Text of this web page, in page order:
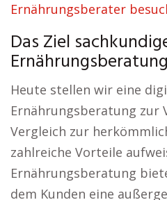
Ernährungsberater
Das Ziel
Heute stellen wir eine
Ernährungsberatung zur
Vergleich zur
zahlreiche Vorteile
Ernährungsberatung
dem Kunden eine